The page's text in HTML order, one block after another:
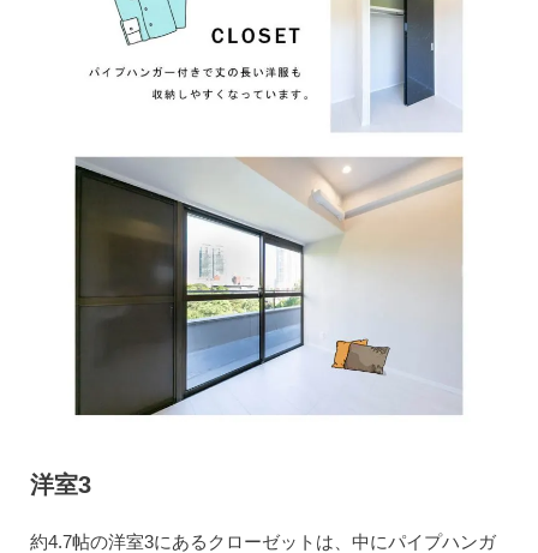
洋室3
約4.7帖の洋室3にあるクローゼットは、中にパイプハンガ